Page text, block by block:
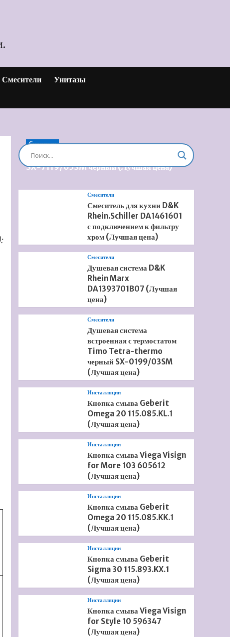
Смесители Унитазы
Смесители
Душевая система встроенная Timo Briana
SX-7119/03SM черный (Лучшая цена)
Смесители
Смеситель для кухни D&K
Rhein.Schiller DA1461601
с подключением к фильтру
хром (Лучшая цена)
Смесители
Душевая система D&K
Rhein Marx
DA1393701B07 (Лучшая
цена)
Смесители
Душевая система
встроенная с термостатом
Timo Tetra-thermo
черный SX-0199/03SM
(Лучшая цена)
Инсталляции
Кнопка смыва Geberit
Omega 20 115.085.KL.1
(Лучшая цена)
Инсталляции
Кнопка смыва Viega Visign
for More 103 605612
(Лучшая цена)
Инсталляции
Кнопка смыва Geberit
Omega 20 115.085.KK.1
(Лучшая цена)
Инсталляции
Кнопка смыва Geberit
Sigma 30 115.893.KX.1
(Лучшая цена)
Инсталляции
Кнопка смыва Viega Visign
for Style 10 596347
(Лучшая цена)